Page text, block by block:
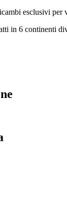
esclusivi per
in 6 continenti